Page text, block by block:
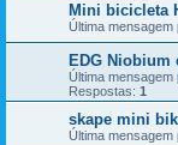
Mini bicicleta
Última mensagem
EDG Niobium
Última mensagem
Respostas: 1
skape mini
Última mensagem